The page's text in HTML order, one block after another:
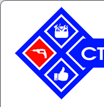
Перейти
содержимому